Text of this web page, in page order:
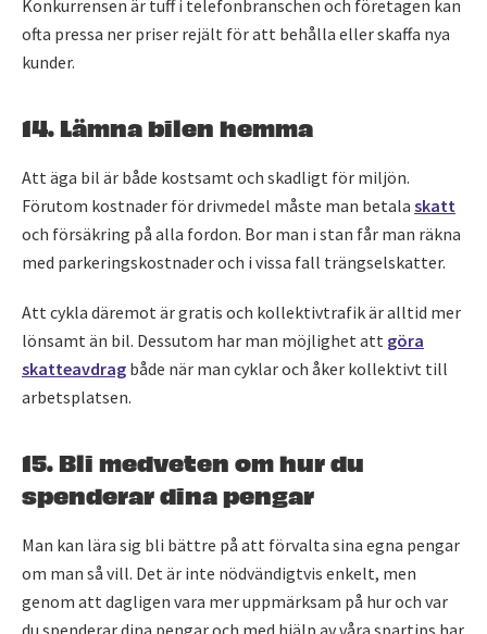
Konkurrensen är tuff i telefonbranschen och företagen kan
ofta pressa ner priser rejält för att behålla eller skaffa nya
kunder.
14. Lämna bilen hemma
Att äga bil är både kostsamt och skadligt för miljön.
Förutom kostnader för drivmedel måste man betala skatt
och försäkring på alla fordon. Bor man i stan får man räkna
med parkeringskostnader och i vissa fall trängselskatter.
Att cykla däremot är gratis och kollektivtrafik är alltid mer
lönsamt än bil. Dessutom har man möjlighet att göra
skatteavdrag både när man cyklar och åker kollektivt till
arbetsplatsen.
15. Bli medveten om hur du
spenderar dina pengar
Man kan lära sig bli bättre på att förvalta sina egna pengar
om man så vill. Det är inte nödvändigtvis enkelt, men
genom att dagligen vara mer uppmärksam på hur och var